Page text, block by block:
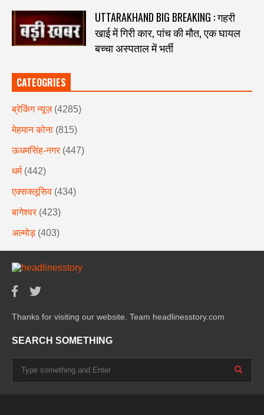
UTTARAKHAND BIG BREAKING : गहरी
खाई में गिरी कार, पांच की मौत, एक घायल
बच्चा अस्पताल में भर्ती
CATEOGRIES
ब्रेकिंग न्यूज़ (4285)
मेहमान कोना (815)
ऊधमसिंह-नगर (447)
धर्म (442)
एक्सक्लूसिव (434)
बागेश्वर (423)
अल्मोड़ (403)
Thanks for visiting our website. Team headlinesstory.com
SEARCH SOMETHING